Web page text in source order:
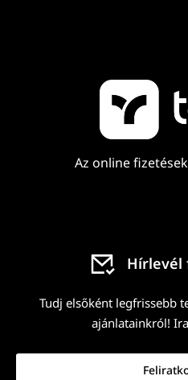
Az online
Hírlevél
Tudj elsőként legfrissebb
ajánlatainkról!